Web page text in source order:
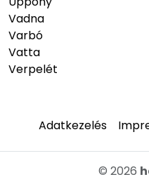
Vadna
Varbó
Vatta
Verpelét
Adatkezelés
© 2026